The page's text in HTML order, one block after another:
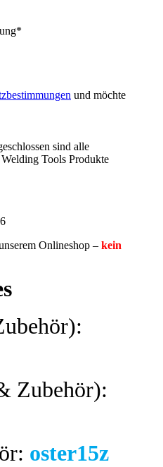
und möchte
sind alle
Tools Produkte
Onlineshop – kein
Zubehör):
oster15z